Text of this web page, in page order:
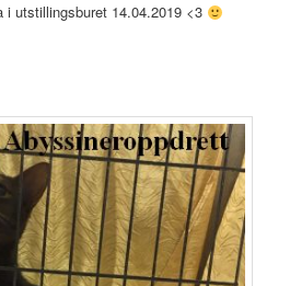
i utstillingsburet 14.04.2019 <3